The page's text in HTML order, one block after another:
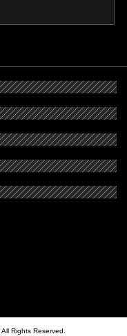
Rights Reserved.